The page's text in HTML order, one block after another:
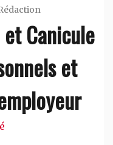
Canicule
et